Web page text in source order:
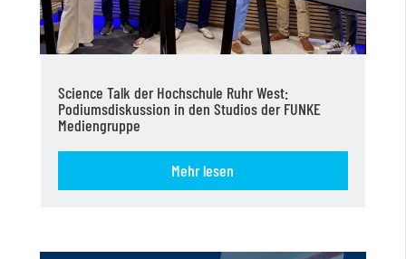
Science Talk der Hochschule Ruhr West:
Podiumsdiskussion in den Studios der FUNKE
Mediengruppe
Mehr lesen